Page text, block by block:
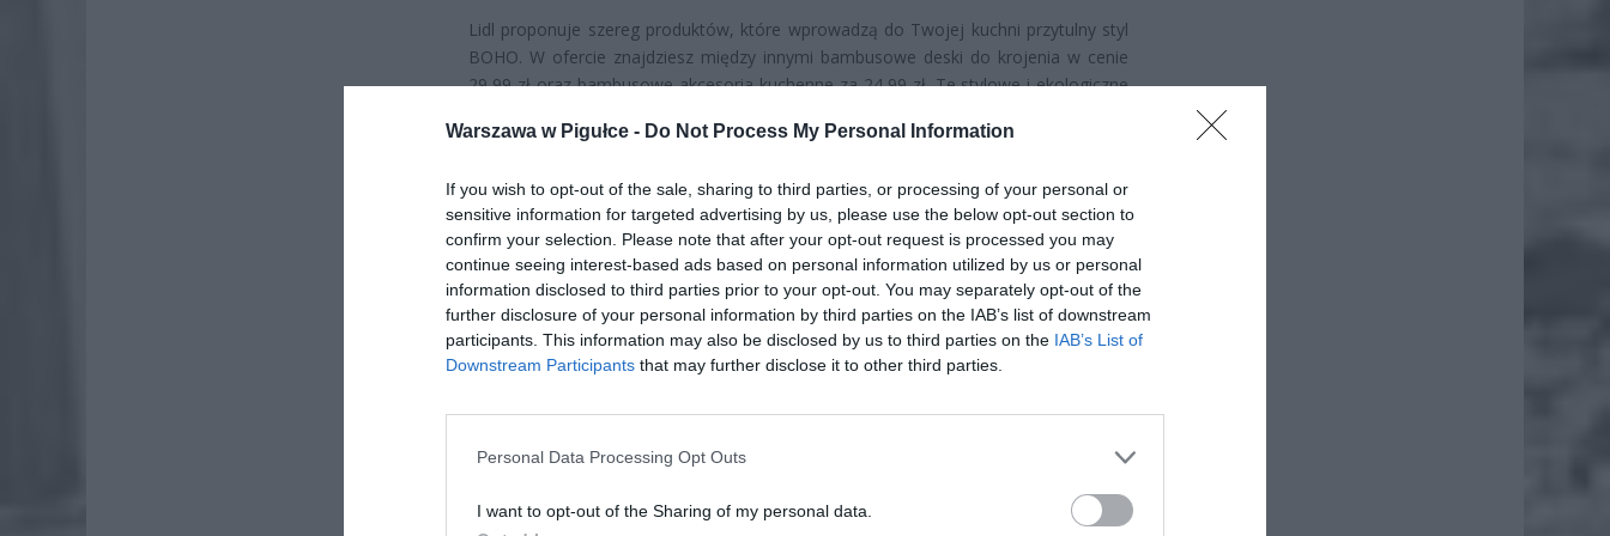
Warszawa w Pigułce - Do Not Process My Personal Information
If you wish to opt-out of the sale, sharing to third parties, or processing of your personal or
sensitive information for targeted advertising by us, please use the below opt-out section to
confirm your selection. Please note that after your opt-out request is processed you may
continue seeing interest-based ads based on personal information utilized by us or personal
information disclosed to third parties prior to your opt-out. You may separately opt-out of the
further disclosure of your personal information by third parties on the IAB’s list of downstream
participants. This information may also be disclosed by us to third parties on the IAB’s List of
Downstream Participants that may further disclose it to other third parties.
Personal Data Processing Opt Outs
I want to opt-out of the Sharing of my personal data.
Lidl proponuje szereg produktów, które wprowadzą do Twojej kuchni przytulny styl
BOHO. W ofercie znajdziesz między innymi bambusowe deski do krojenia w cenie
29,99 zł oraz bambusowe akcesoria kuchenne za 24,99 zł. Te stylowe i ekologiczne
przyjemnym.
ad